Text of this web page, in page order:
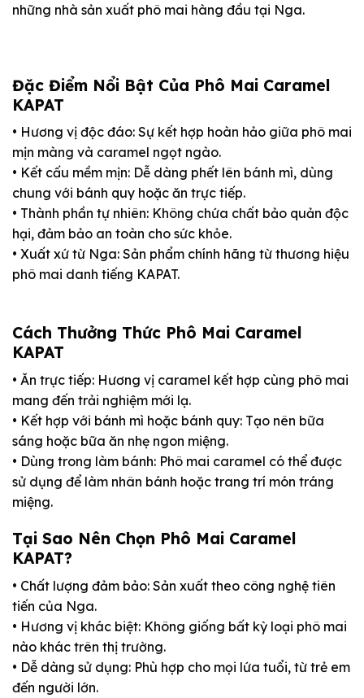
những nhà sản xuất phô mai hàng đầu tại Nga.
Đặc Điểm Nổi Bật Của Phô Mai Caramel
KAPAT
• Hương vị độc đáo: Sự kết hợp hoàn hảo giữa phô mai
mịn màng và caramel ngọt ngào.
• Kết cấu mềm mịn: Dễ dàng phết lên bánh mì, dùng
chung với bánh quy hoặc ăn trực tiếp.
• Thành phần tự nhiên: Không chứa chất bảo quản độc
hại, đảm bảo an toàn cho sức khỏe.
• Xuất xứ từ Nga: Sản phẩm chính hãng từ thương hiệu
phô mai danh tiếng KAPAT.
Cách Thưởng Thức Phô Mai Caramel
KAPAT
• Ăn trực tiếp: Hương vị caramel kết hợp cùng phô mai
mang đến trải nghiệm mới lạ.
• Kết hợp với bánh mì hoặc bánh quy: Tạo nên bữa
sáng hoặc bữa ăn nhẹ ngon miệng.
• Dùng trong làm bánh: Phô mai caramel có thể được
sử dụng để làm nhân bánh hoặc trang trí món tráng
miệng.
Tại Sao Nên Chọn Phô Mai Caramel
KAPAT?
• Chất lượng đảm bảo: Sản xuất theo công nghệ tiên
tiến của Nga.
• Hương vị khác biệt: Không giống bất kỳ loại phô mai
nào khác trên thị trường.
• Dễ dàng sử dụng: Phù hợp cho mọi lứa tuổi, từ trẻ em
đến người lớn.